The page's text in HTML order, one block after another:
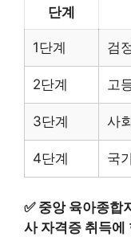
단계
1단계 검
2단계 고
3단계 사
4단계 국
✅ 중앙 육아종합
사 자격증 취득에